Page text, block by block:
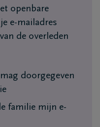
openbare
e-mailadres
de overleden
doorgegeven
familie mijn e-